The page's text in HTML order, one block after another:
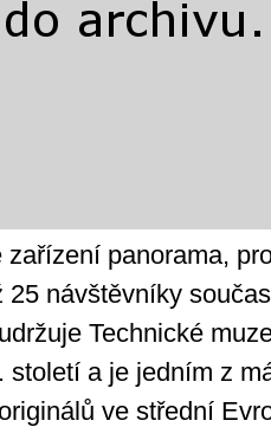
zařízení panorama,
25 návštěvníky
Technické
století a je jedním z
ve střední